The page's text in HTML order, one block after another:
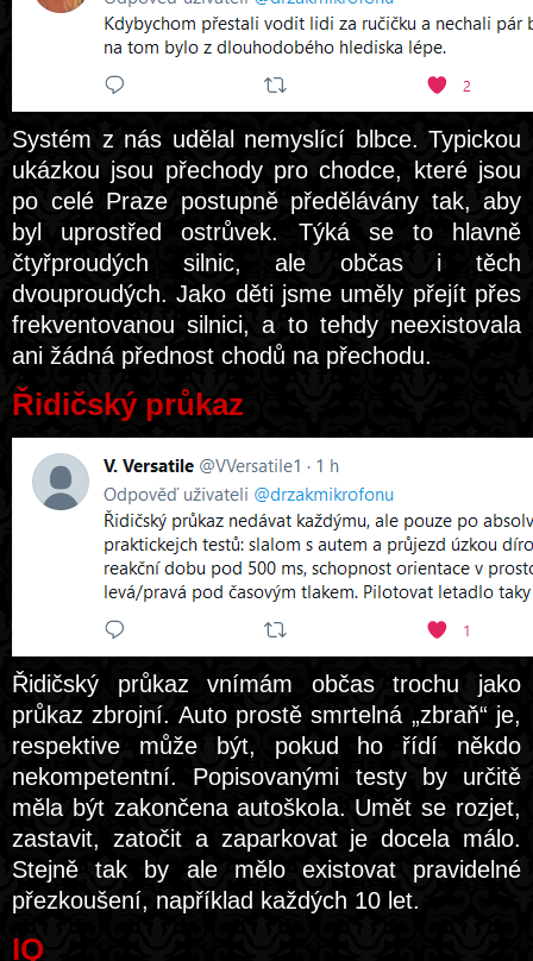
Systém z nás udělal nemyslící blbce. Typickou
ukázkou jsou přechody pro chodce, které jsou
po celé Praze postupně předělávány tak, aby
byl uprostřed ostrůvek. Týká se to hlavně
čtyřproudých silnic, ale občas i těch
dvouproudých. Jako děti jsme uměly přejít přes
frekventovanou silnici, a to tehdy neexistovala
ani žádná přednost chodů na přechodu.
Řidičský průkaz
Řidičský průkaz vnímám občas trochu jako
průkaz zbrojní. Auto prostě smrtelná „zbraň“ je,
respektive může být, pokud ho řídí někdo
nekompetentní. Popisovanými testy by určitě
měla být zakončena autoškola. Umět se rozjet,
zastavit, zatočit a zaparkovat je docela málo.
Stejně tak by ale mělo existovat pravidelné
přezkoušení, například každých 10 let.
IQ